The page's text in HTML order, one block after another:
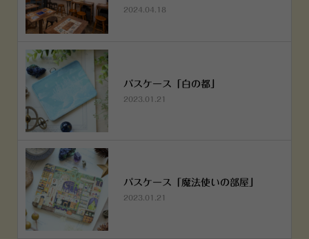
2024.04.18
パスケース「白の都」
2023.01.21
パスケース「魔法使いの部屋」
2023.01.21